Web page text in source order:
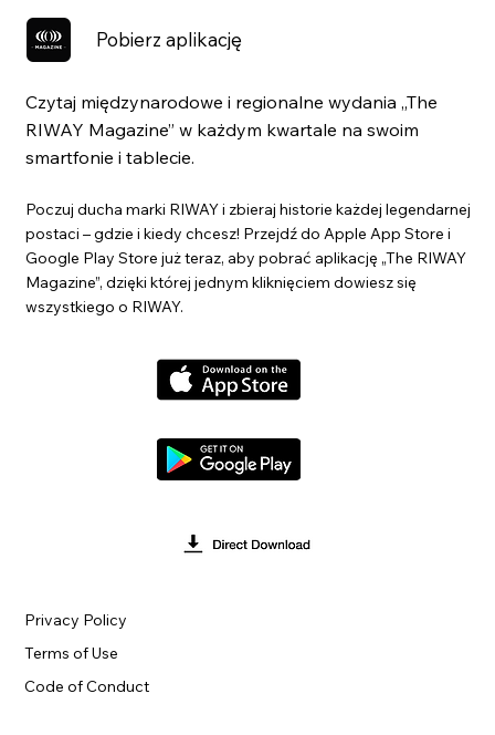
Pobierz aplikację
Czytaj międzynarodowe i regionalne wydania „The
RIWAY Magazine” w każdym kwartale na swoim
smartfonie i tablecie.
Poczuj ducha marki RIWAY i zbieraj historie każdej legendarnej
postaci – gdzie i kiedy chcesz! Przejdź do Apple App Store i
Google Play Store już teraz, aby pobrać aplikację „The RIWAY
Magazine”, dzięki której jednym kliknięciem dowiesz się
wszystkiego o RIWAY.
Terms of Use
Privacy Policy
Code of Conduct